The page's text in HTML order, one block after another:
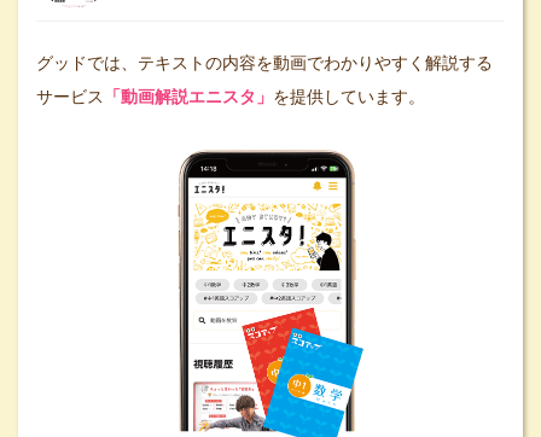
グッドでは、テキストの内容を動画でわかりやすく解説する
サービス 「動画解説エニスタ」 を提供しています。